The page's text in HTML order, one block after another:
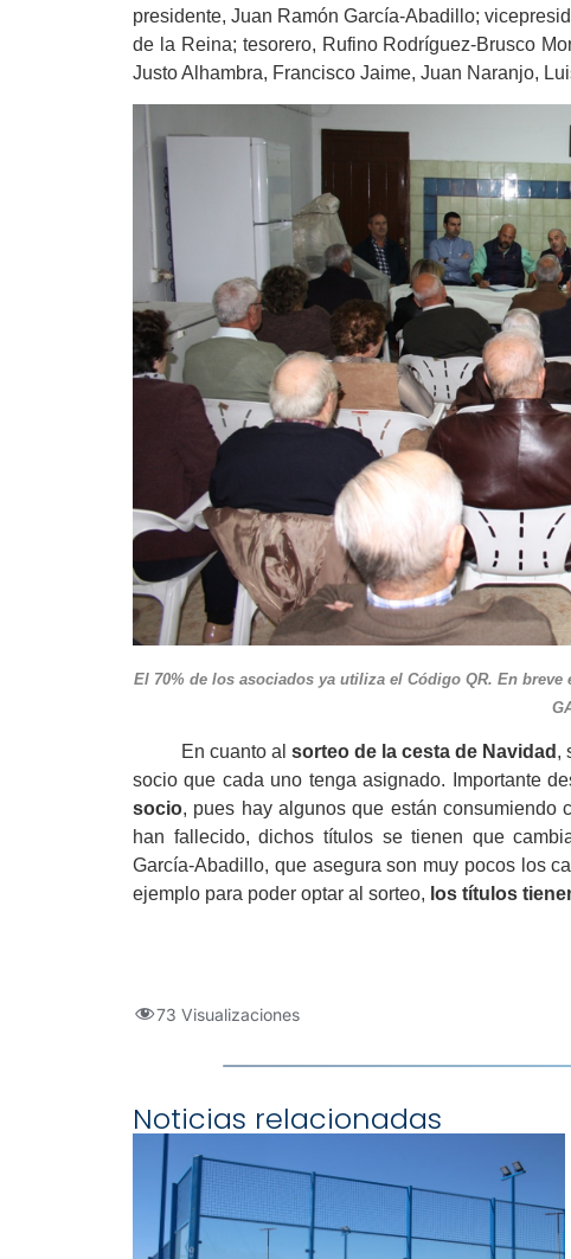
presidente, Juan Ramón García-Abadillo;
de la Reina; tesorero, Rufino Rodríguez-Brusco
Justo Alhambra, Francisco Jaime, Juan Naranjo,
El 70% de los asociados ya utiliza el Código QR. En
En cuanto al sorteo de la cesta de Navidad ,
socio que cada uno tenga asignado. Importante
socio, pues hay algunos que están consumiendo
han fallecido, dichos títulos se tienen que
García-Abadillo, que asegura son muy pocos los
ejemplo para poder optar al sorteo, los títulos
73 Visualizaciones
Noticias relacionadas